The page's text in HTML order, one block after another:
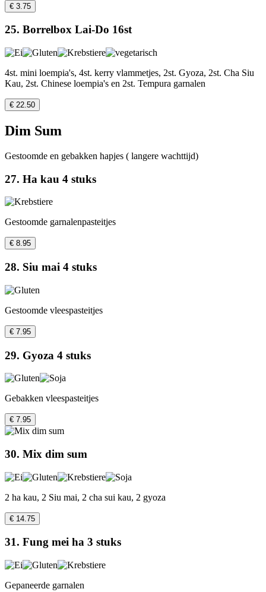
€ 3.75
25. Borrelbox Lai-Do 16st
4st. mini loempia's, 4st. kerry vlammetjes, 2st. Gyoza, 2st. Cha Siu
Kau, 2st. Chinese loempia's en 2st. Tempura garnalen
€ 22.50
Dim Sum
Gestoomde en gebakken hapjes ( langere wachttijd)
27. Ha kau 4 stuks
Gestoomde garnalenpasteitjes
€ 8.95
28. Siu mai 4 stuks
Gestoomde vleespasteitjes
€ 7.95
29. Gyoza 4 stuks
Gebakken vleespasteitjes
€ 7.95
30. Mix dim sum
2 ha kau, 2 Siu mai, 2 cha sui kau, 2 gyoza
€ 14.75
31. Fung mei ha 3 stuks
Gepaneerde garnalen